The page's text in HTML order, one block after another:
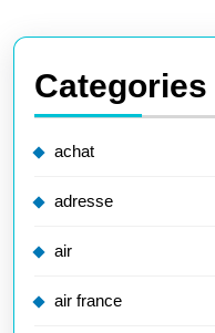
Categories
achat
adresse
air
air france